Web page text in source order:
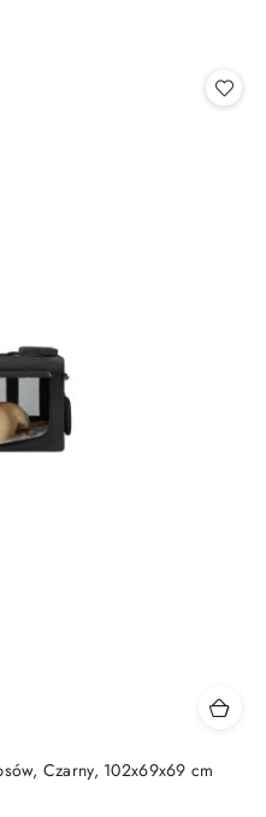
Czarny, 102x69x69 cm